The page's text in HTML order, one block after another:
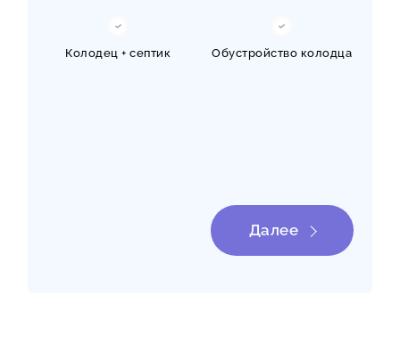
Колодец + септик Обустройство колодца
Далее